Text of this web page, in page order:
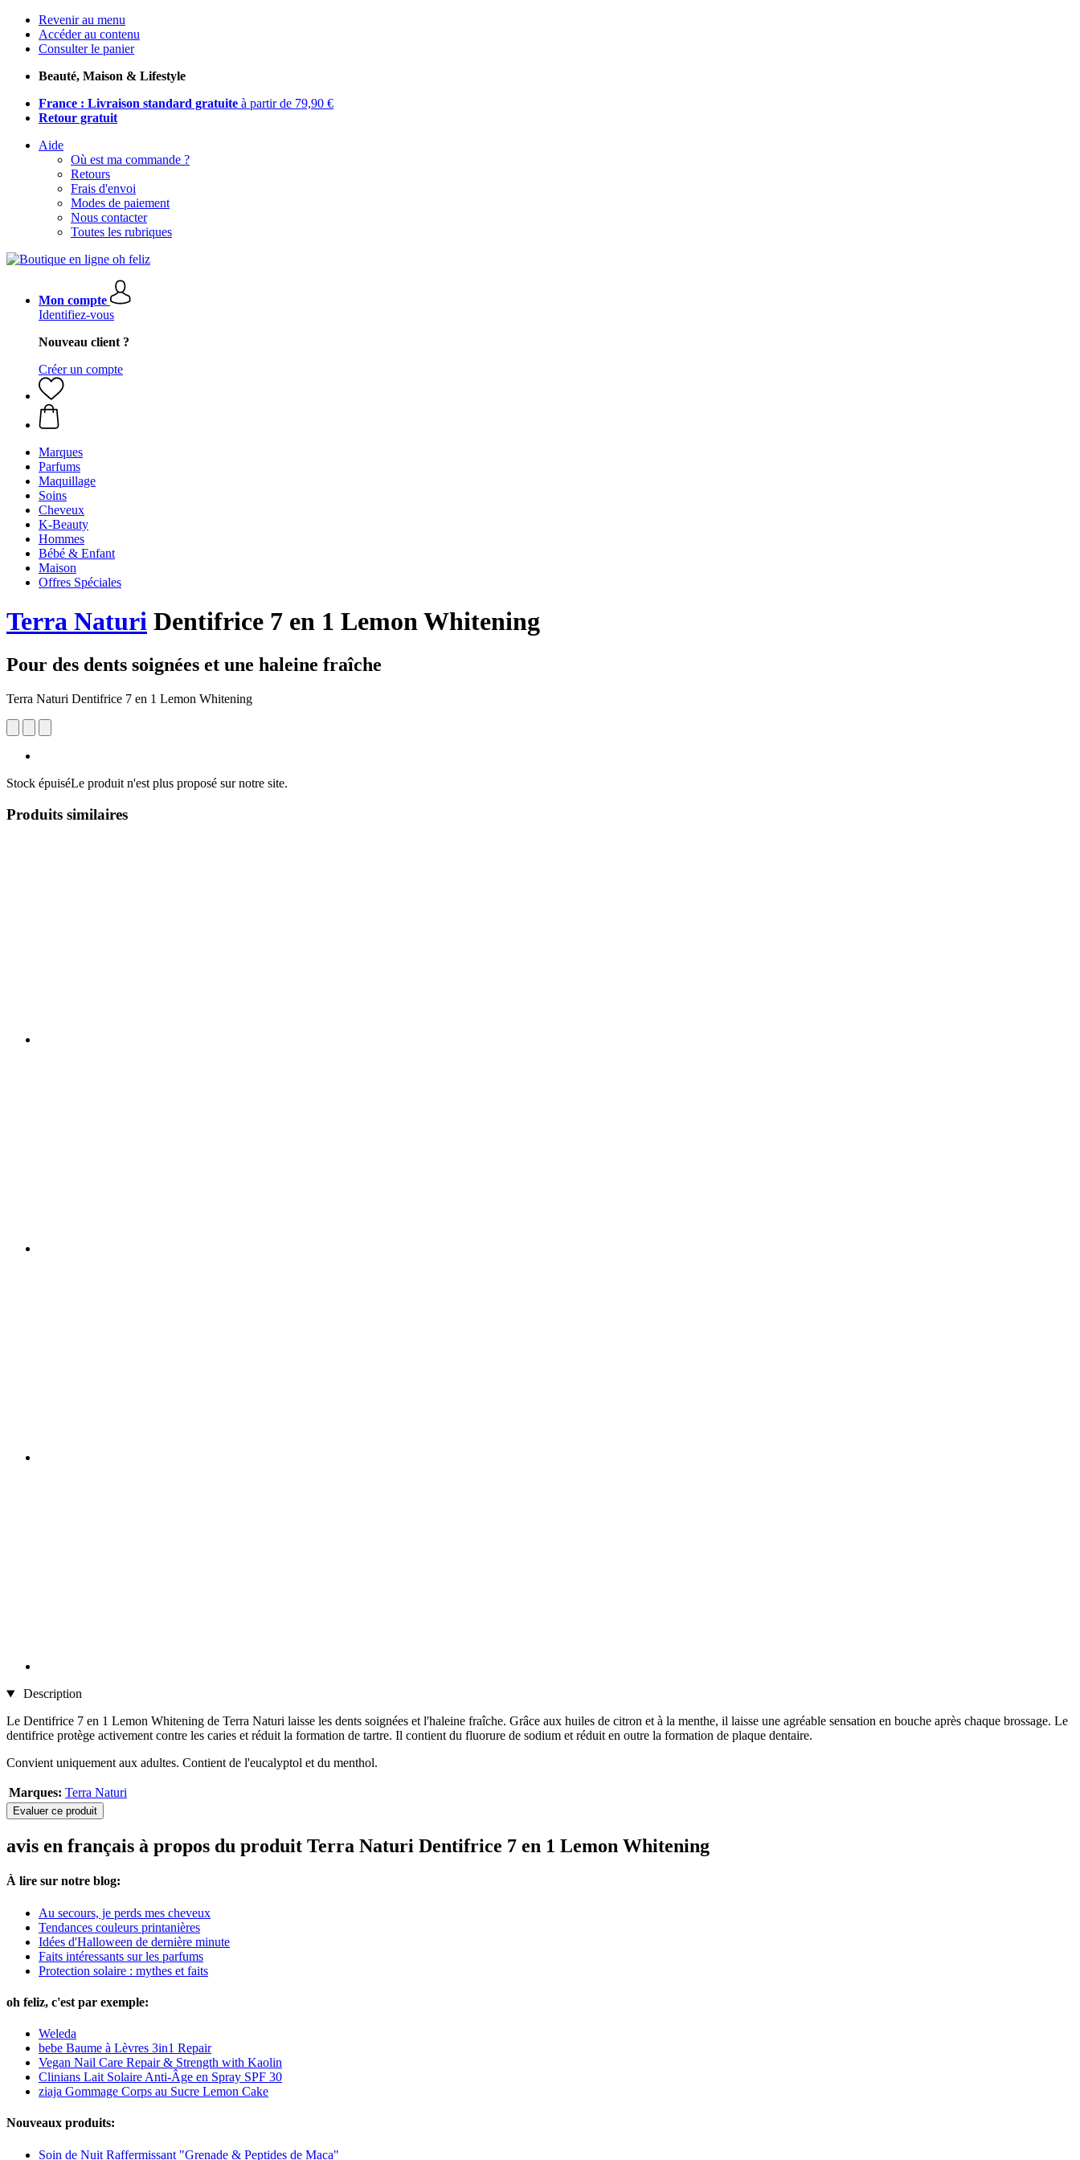
Revenir au menu
Accéder au contenu
Consulter le panier
Beauté, Maison & Lifestyle
France : Livraison standard gratuite à partir de 79,90 €
Retour gratuit
Aide
Où est ma commande ?
Retours
Frais d'envoi
Modes de paiement
Nous contacter
Toutes les rubriques
Mon compte
Identifiez-vous
Nouveau client ?
Créer un compte
Marques
Parfums
Maquillage
Soins
Cheveux
K-Beauty
Hommes
Bébé & Enfant
Maison
Offres Spéciales
Terra Naturi Dentifrice 7 en 1 Lemon Whitening
Pour des dents soignées et une haleine fraîche
Terra Naturi Dentifrice 7 en 1 Lemon Whitening
Stock épuiséLe produit n'est plus proposé sur notre site.
Produits similaires
Description
Le Dentifrice 7 en 1 Lemon Whitening de Terra Naturi laisse les dents soignées et l'haleine fraîche. Grâce aux huiles de citron et à la menthe, il laisse une agréable sensation en bouche après chaque brossage. Le
dentifrice protège activement contre les caries et réduit la formation de tartre. Il contient du fluorure de sodium et réduit en outre la formation de plaque dentaire.
Convient uniquement aux adultes. Contient de l'eucalyptol et du menthol.
Marques: Terra Naturi
Evaluer ce produit
avis en français à propos du produit Terra Naturi Dentifrice 7 en 1 Lemon Whitening
À lire sur notre blog:
Au secours, je perds mes cheveux
Tendances couleurs printanières
Idées d'Halloween de dernière minute
Faits intéressants sur les parfums
Protection solaire : mythes et faits
oh feliz, c'est par exemple:
Weleda
bebe Baume à Lèvres 3in1 Repair
Vegan Nail Care Repair & Strength with Kaolin
Clinians Lait Solaire Anti-Âge en Spray SPF 30
ziaja Gommage Corps au Sucre Lemon Cake
Nouveaux produits:
Soin de Nuit Raffermissant "Grenade & Peptides de Maca"